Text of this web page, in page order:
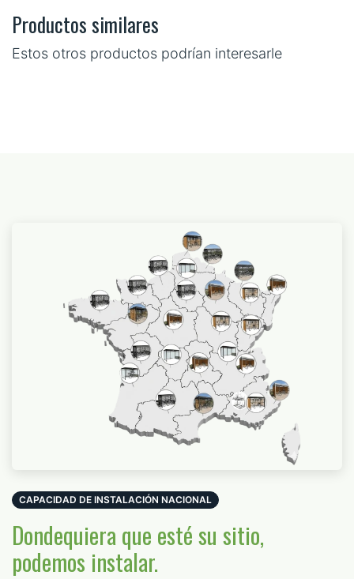
Productos similares
Estos otros productos podrían interesarle
CAPACIDAD DE INSTALACIÓN NACIONAL
Dondequiera que esté su sitio,
podemos instalar.